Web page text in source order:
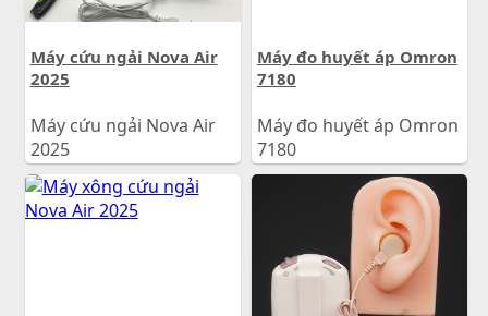
Máy cứu ngải Nova Air
2025
Máy cứu ngải Nova Air
2025
Giá:1.200.000đ
Máy đo huyết áp Omron
7180
Máy đo huyết áp Omron
7180
đ